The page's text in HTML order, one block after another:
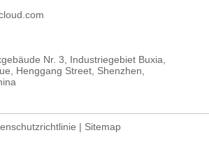
Nr. 3, Industriegebiet Buxia,
Henggang Street, Shenzhen,
| Sitemap